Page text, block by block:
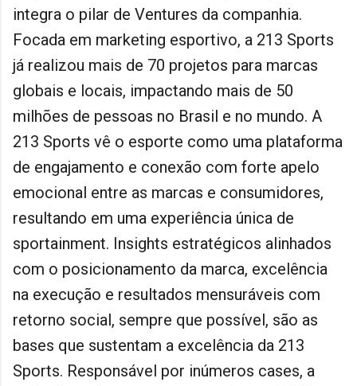
integra o pilar de Ventures da companhia.
Focada em marketing esportivo, a 213 Sports
já realizou mais de 70 projetos para marcas
globais e locais, impactando mais de 50
milhões de pessoas no Brasil e no mundo. A
213 Sports vê o esporte como uma plataforma
de engajamento e conexão com forte apelo
emocional entre as marcas e consumidores,
resultando em uma experiência única de
sportainment. Insights estratégicos alinhados
com o posicionamento da marca, excelência
na execução e resultados mensuráveis com
retorno social, sempre que possível, são as
bases que sustentam a excelência da 213
Sports. Responsável por inúmeros cases, a